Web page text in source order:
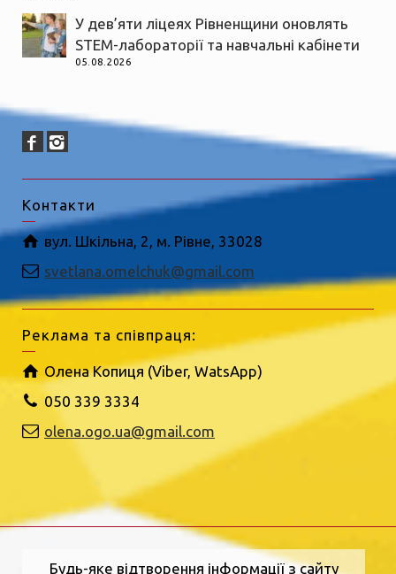
У дев’яти ліцеях Рівненщини оновлять
STEM-лабораторії та навчальні кабінети
05.08.2026
Контакти
вул. Шкільна, 2, м. Рівне, 33028
svetlana.omelchuk@gmail.com
Реклама та співпраця:
Олена Копиця (Viber, WatsApp)
050 339 3334
olena.ogo.ua@gmail.com
Будь-яке відтворення інформації з сайту